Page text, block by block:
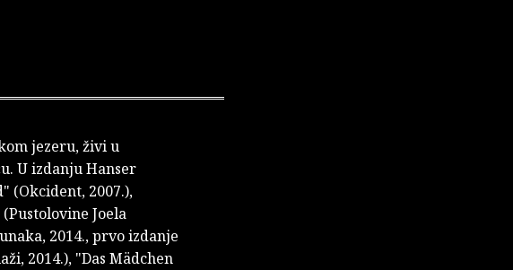
jezeru, živi u
U izdanju Hanser
(Okcident, 2007.),
Joela
2014., prvo izdanje
2014.), "Das Mädchen